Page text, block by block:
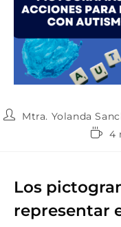
AutorMtra. Yolanda
4
Los
representar